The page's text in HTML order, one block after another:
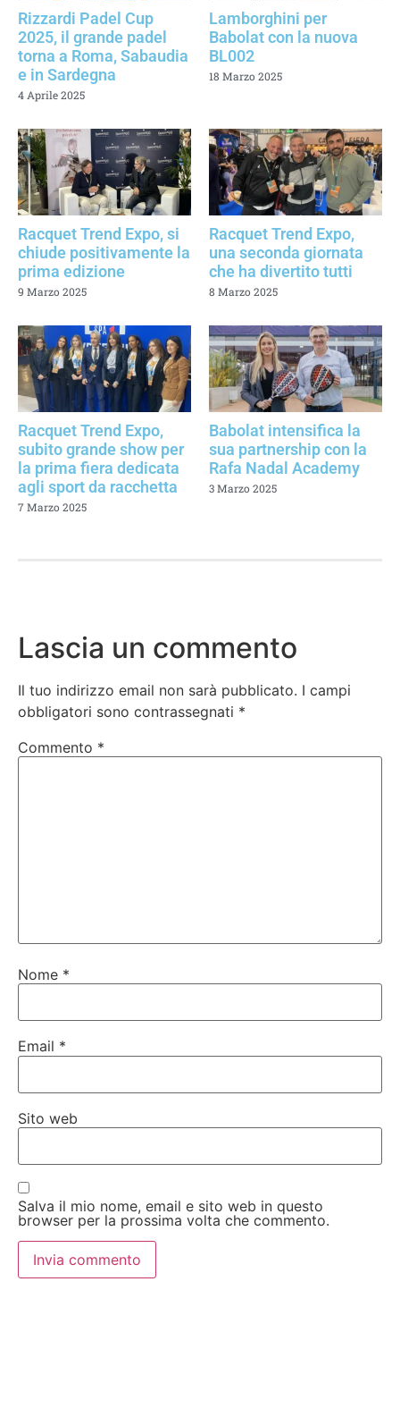
Rizzardi Padel Cup
2025, il grande padel
torna a Roma, Sabaudia
e in Sardegna
4 Aprile 2025
Lamborghini per
Babolat con la nuova
BL002
18 Marzo 2025
Racquet Trend Expo, si
chiude positivamente la
prima edizione
9 Marzo 2025
Racquet Trend Expo,
una seconda giornata
che ha divertito tutti
8 Marzo 2025
Racquet Trend Expo,
subito grande show per
la prima fiera dedicata
agli sport da racchetta
7 Marzo 2025
Babolat intensifica la
sua partnership con la
Rafa Nadal Academy
3 Marzo 2025
Lascia un commento
Il tuo indirizzo email non sarà pubblicato. I campi
obbligatori sono contrassegnati *
Commento *
Nome *
Email *
Sito web
Salva il mio nome, email e sito web in questo
browser per la prossima volta che commento.